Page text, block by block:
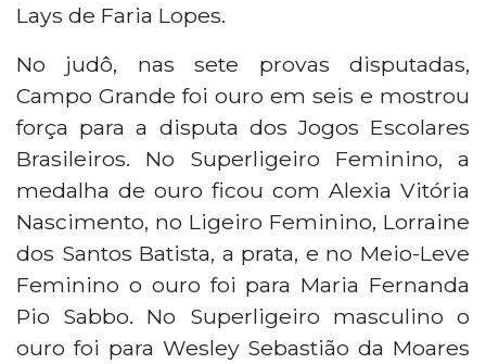
Lays de Faria Lopes.
No judô, nas sete provas disputadas,
Campo Grande foi ouro em seis e mostrou
força para a disputa dos Jogos Escolares
Brasileiros. No Superligeiro Feminino, a
medalha de ouro ficou com Alexia Vitória
Nascimento, no Ligeiro Feminino, Lorraine
dos Santos Batista, a prata, e no Meio-Leve
Feminino o ouro foi para Maria Fernanda
Pio Sabbo. No Superligeiro masculino o
ouro foi para Wesley Sebastião da Moares